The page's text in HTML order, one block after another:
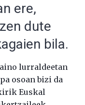
ere,
dute
bila.
lurraldeetan
osoan bizi da
Euskal